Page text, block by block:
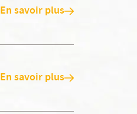
En savoir plus
En savoir plus